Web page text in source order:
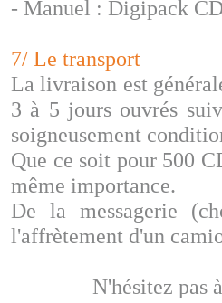
- Manuel : Digipack
7/ Le transport
La livraison est
3 à 5 jours ouvrés
soigneusement
Que ce soit pour 500
même importance.
De la messagerie
l'affrètement d'un
N'hésitez pas